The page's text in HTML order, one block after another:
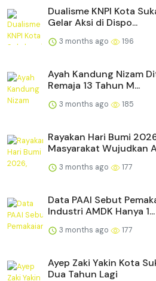
Dualisme KNPI Kota
Gelar Aksi di Dispo...
3 months ago 196
Ayah Kandung Nizam
Remaja 13 Tahun M...
3 months ago 185
Rayakan Hari Bumi
Masyarakat Wujudkan
3 months ago 177
Data PAAI Sebut
Industri AMDK Hanya 1...
3 months ago 177
Ayep Zaki Yakin Kota
Dua Tahun Lagi